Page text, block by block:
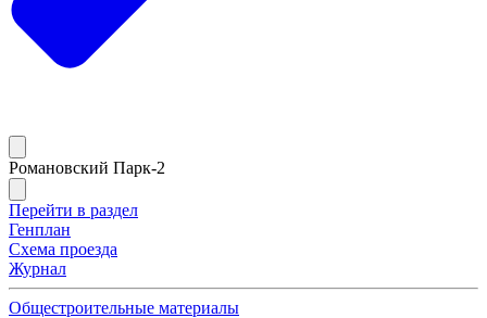
Романовский Парк-2
Перейти в раздел
Генплан
Схема проезда
Журнал
Общестроительные материалы